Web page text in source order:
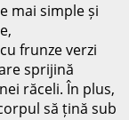
mai simple și
frunze verzi
sprijină
răceli. În plus,
să țină sub